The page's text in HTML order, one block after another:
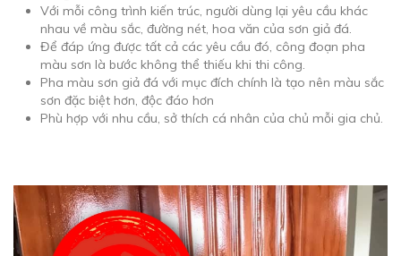
Với mỗi công trình kiến trúc, người dùng lại yêu cầu khác
nhau về màu sắc, đường nét, hoa văn của sơn giả đá.
Để đáp ứng được tất cả các yêu cầu đó, công đoạn pha
màu sơn là bước không thể thiếu khi thi công.
Pha màu sơn giả đá với mục đích chính là tạo nên màu sắc
sơn đặc biệt hơn, độc đáo hơn
Phù hợp với nhu cầu, sở thích cá nhân của chủ mỗi gia chủ.